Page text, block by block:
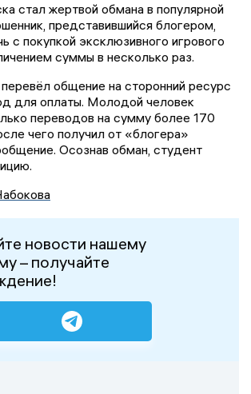
стал жертвой обмана в популярной
представившийся блогером,
с покупкой эксклюзивного игрового
суммы в несколько раз.
общение на сторонний ресурс
для оплаты. Молодой человек
переводов на сумму более 170
чего получил от «блогера»
Осознав обман, студент
новости нашему
– получайте